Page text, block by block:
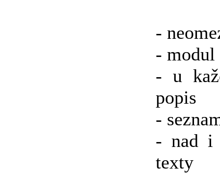
-
- modul
- u
popis
-
- nad i
texty